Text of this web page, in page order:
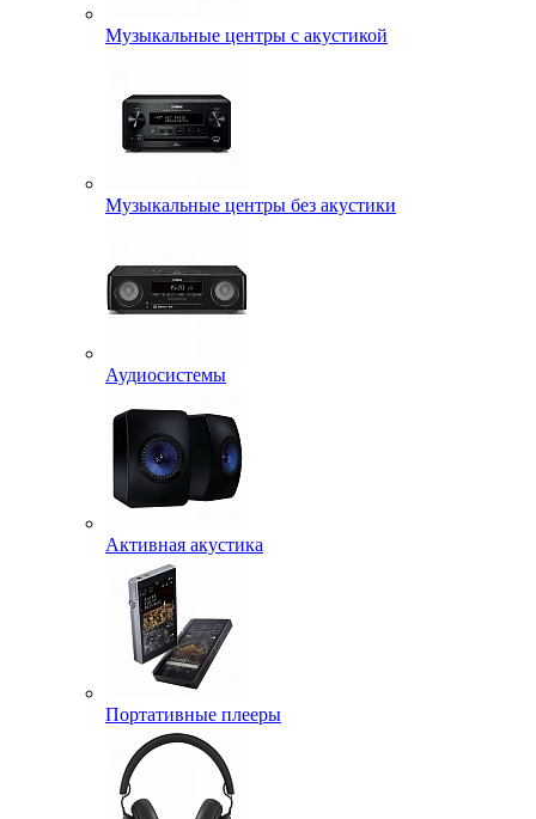
Музыкальные центры с акустикой
Музыкальные центры без акустики
Аудиосистемы
Активная акустика
Портативные плееры